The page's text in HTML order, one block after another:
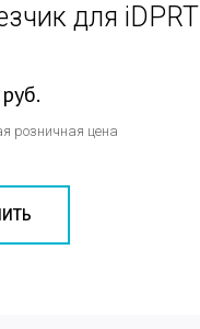
для
розничная цена